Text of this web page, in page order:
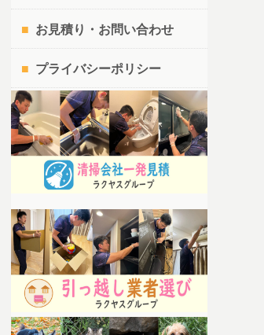
お見積り・お問い合わせ
プライバシーポリシー